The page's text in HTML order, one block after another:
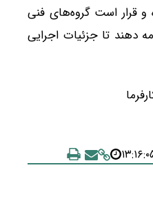
قرار است گروه‌های فنی
دهند تا جزئیات اجرایی